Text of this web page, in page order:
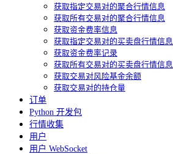
获取指定交易对的聚合行情信息
获取所有交易对的聚合行情信息
获取资金费率信息
获取指定交易对的买卖盘行情信息
获取资金费率记录
获取所有交易对的买卖盘行情信息
获取交易对风险基金余额
获取交易对的持仓量
订单
Python 开发包
行情收集
用户
用户 WebSocket